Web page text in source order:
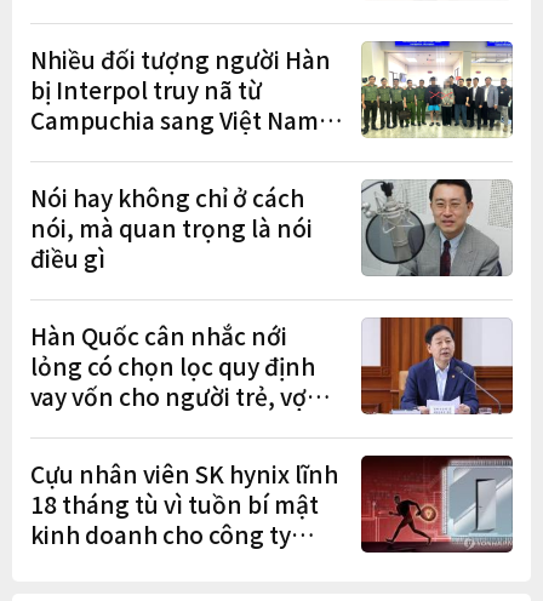
Nhiều đối tượng người Hàn
bị Interpol truy nã từ
Campuchia sang Việt Nam
Nói hay không chỉ ở cách
nói, mà quan trọng là nói
điều gì
Hàn Quốc cân nhắc nới
lỏng có chọn lọc quy định
vay vốn cho người trẻ, vợ
Cựu nhân viên SK hynix lĩnh
18 tháng tù vì tuồn bí mật
kinh doanh cho công ty